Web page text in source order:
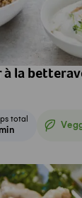
à la
total
Veggie